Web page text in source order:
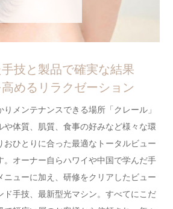
技と製品で確実な結果
めるリラクゼーション
メンテナンスできる場所「クレール」
や体質、肌質、食事の好みなど様々な環
おひとりに合った最適なトータルビュー
。オーナー自らハワイや中国で学んだ手
ニューに加え、研修をクリアしたビュー
ド手技、最新型光マシン。すべてにこだ